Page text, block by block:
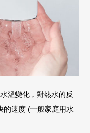
溫變化，對熱水的反
的速度 (一般家庭用水